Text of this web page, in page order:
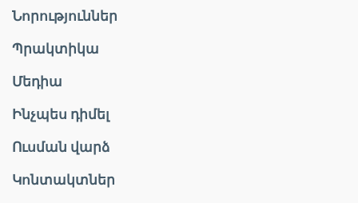
Նորություններ
Պրակտիկա
Մեդիա
Ինչպես դիմել
Ուսման վարձ
Կոնտակտներ